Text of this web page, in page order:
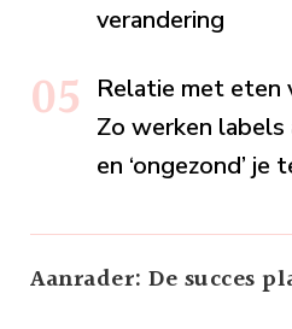
verandering
Relatie met eten
Zo werken labels
en ‘ongezond’ je
Aanrader: De succes